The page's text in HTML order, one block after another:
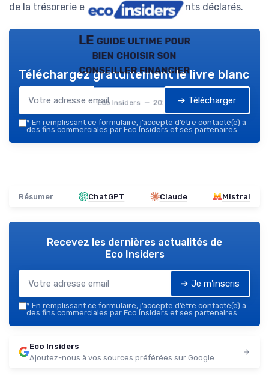
de la trésorerie et la fiabilité des montants déclarés.
LE guide ultime pour
bien choisir son
conseiller financier
Eco Insiders — 2026
Téléchargez gratuitement le livre blanc
➔ Télécharger
* En remplissant ce formulaire, j’accepte d’être contacté(e) à
des fins commerciales par Eco Insiders et ses partenaires.
Résumer ChatGPT Claude Mistral
Recevez les dernières actualités de
Eco Insiders
➔ Je m'inscris
* En remplissant ce formulaire, j’accepte d’être contacté(e) à
des fins commerciales par Eco Insiders et ses partenaires.
Eco Insiders
Ajoutez-nous à vos sources préférées sur Google